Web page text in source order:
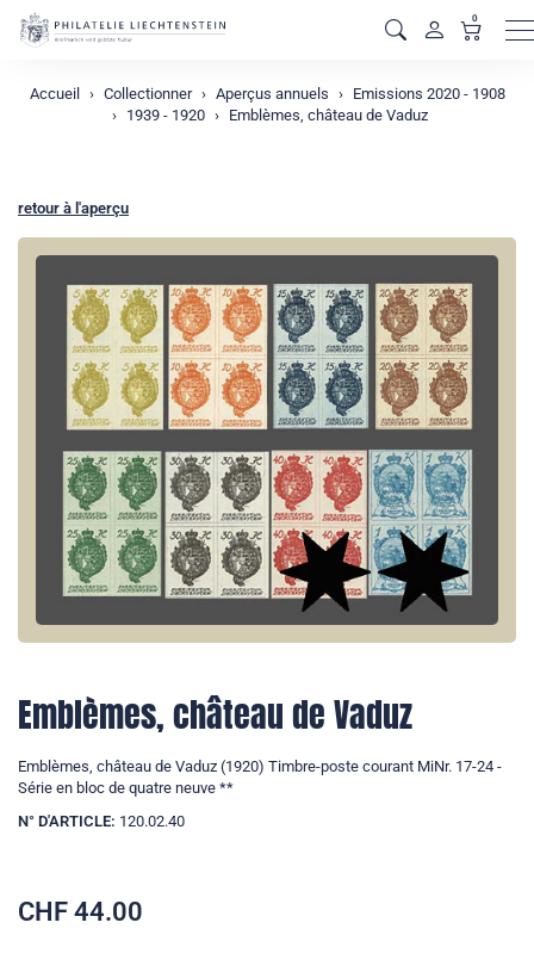
0
Accueil Collectionner Aperçus annuels
Emissions 2020 - 1908
1939 - 1920
Emblèmes, château de Vaduz
retour à l'aperçu
Emblèmes, château de Vaduz
Emblèmes, château de Vaduz (1920) Timbre-poste courant MiNr. 17-24 -
Série en bloc de quatre neuve **
N° D'ARTICLE: 120.02.40
CHF 44.00